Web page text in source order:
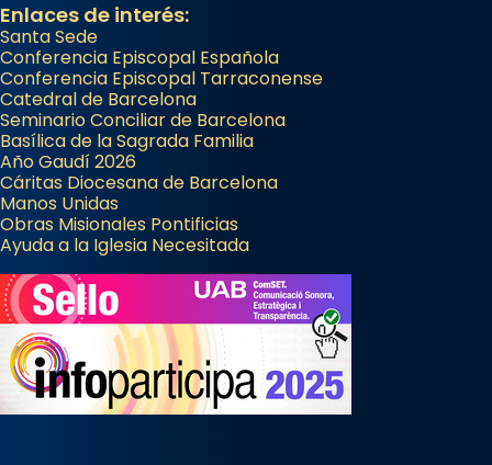
Enlaces de interés:
Santa Sede
Conferencia Episcopal Española
Conferencia Episcopal Tarraconense
Catedral de Barcelona
Seminario Conciliar de Barcelona
Basílica de la Sagrada Familia
Año Gaudí 2026
Cáritas Diocesana de Barcelona
Manos Unidas
Obras Misionales Pontificias
Ayuda a la Iglesia Necesitada